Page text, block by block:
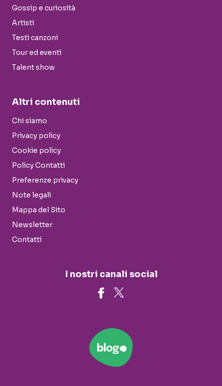
Gossip e curiosità
Artisti
Testi canzoni
Tour ed eventi
Talent show
Altri contenuti
Chi siamo
Privacy policy
Cookie policy
Policy Contatti
Preferenze privacy
Note legali
Mappa del Sito
Newsletter
Contatti
I nostri canali social